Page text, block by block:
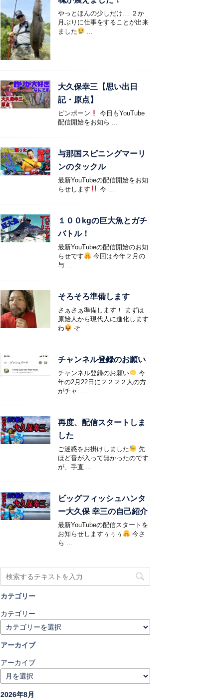
やっとほんの少しだけ… ２か
月ぶりに仕事をすることが出来
ました
...
大久保幸三【思い出日
記・原点】
ピンポーン
今日もYouTube
配信開始をお知ら ...
与那国スピニングマーリ
ンのタックル
最新YouTubeの配信開始をお知
らせします
今 ...
１００kgの巨大魚とガチ
バトル！
最新YouTubeの配信開始のお知
らせです
今回は今年２月の
与 ...
そろそろ準備します
さぁさぁ準備します！ まずは
原始人から現代人に進化します
わ
そ ...
チャンネル登録のお願い
チャンネル登録のお願い
今
年の2月22日に２２２２人の方
がチャ ...
再度、配信スタートしま
した
ご迷惑をお掛けしました
先
ほど音が入って無かったのです
が、手直 ...
ビッグフィッシュハンタ
ー大久保 幸三の自己紹介
最新YouTubeの配信スタートを
お知らせしますぅぅぅ
今さ
ら ...
カテゴリー
カテゴリー
アーカイブ
アーカイブ
2026年8月